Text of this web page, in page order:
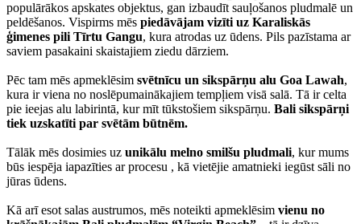
populārākos apskates objektus, gan izbaudīt sauļošanos pludmalē un
peldēšanos. Vispirms mēs piedāvājam vizīti uz Karaliskās
ģimenes pili Tīrtu Gangu, kura atrodas uz ūdens. Pils pazīstama ar
saviem pasakaini skaistajiem ziedu dārziem.
Pēc tam mēs apmeklēsim svētnīcu un sikspārņu alu Goa Lawah,
kura ir viena no noslēpumainākajiem tempļiem visā salā. Tā ir celta
pie ieejas alu labirintā, kur mīt tūkstošiem sikspārņu. Bali sikspārņi
tiek uzskatīti par svētām būtnēm.
Tālāk mēs dosimies uz unikālu melno smilšu pludmali, kur mums
būs iespēja iapazīties ar procesu , kā vietējie amatnieki iegūst sāli no
jūras ūdens.
Kā arī esot salas austrumos, mēs noteikti apmeklēsim vienu no